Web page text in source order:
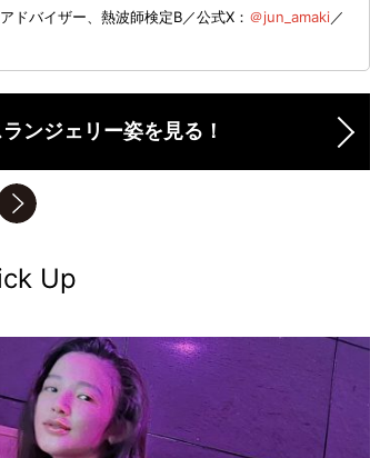
ドバイザー、熱波師検定B／公式X： ＠jun_amaki／
ンジェリー姿を見る！
grazie
Up